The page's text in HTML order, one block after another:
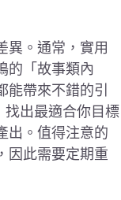
異。通常，實用
的「故事類內
能帶來不錯的引
出最適合你目標
出。值得注意的
因此需要定期重